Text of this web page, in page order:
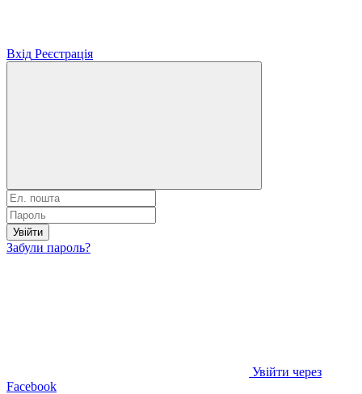
Вхід Реєстрація
Увійти
Забули пароль?
Увійти через
Facebook